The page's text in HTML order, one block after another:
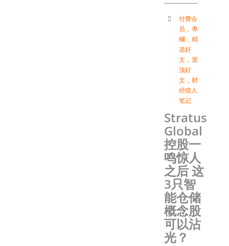
付费会
员 ， 專
欄 ， 精
选好
文 ， 置
顶好
文 ， 财
经猎人
笔记
Stratus
Global
控股一
鸣惊人
之后 这
3只智
能仓储
概念股
可以沾
光？